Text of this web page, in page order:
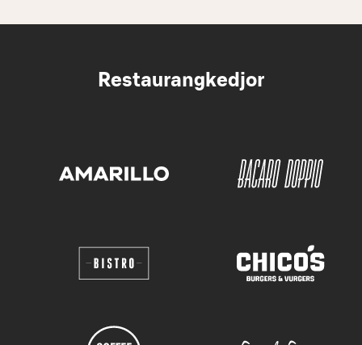
Restaurangkedjor